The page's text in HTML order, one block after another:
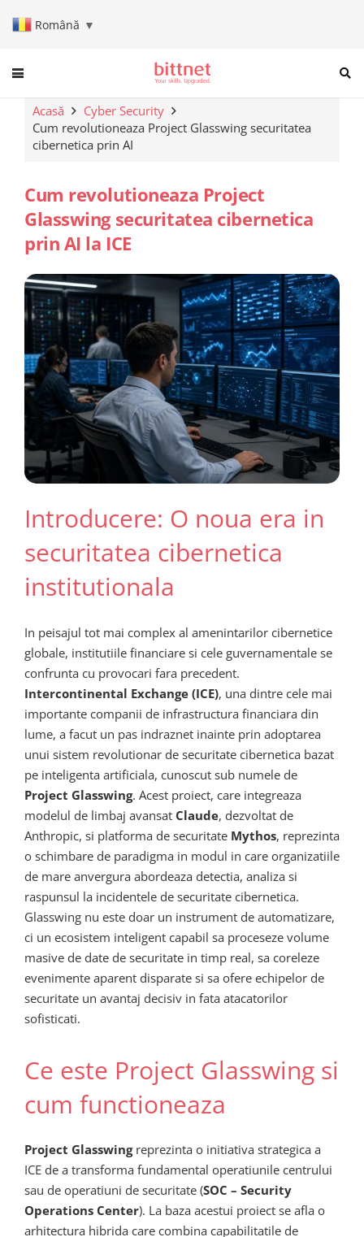
Română ▼
When autocomplete results
Acasă
Cyber Security
Cum revolutioneaza Project Glasswing securitatea
cibernetica prin AI
Cum revolutioneaza Project
Glasswing securitatea cibernetica
prin AI la ICE
Introducere: O noua era in
securitatea cibernetica
institutionala
In peisajul tot mai complex al amenintarilor cibernetice
globale, institutiile financiare si cele guvernamentale se
confrunta cu provocari fara precedent.
Intercontinental Exchange (ICE), una dintre cele mai
importante companii de infrastructura financiara din
lume, a facut un pas indraznet inainte prin adoptarea
unui sistem revolutionar de securitate cibernetica bazat
pe inteligenta artificiala, cunoscut sub numele de
Project Glasswing. Acest proiect, care integreaza
modelul de limbaj avansat Claude, dezvoltat de
Anthropic, si platforma de securitate Mythos, reprezinta
o schimbare de paradigma in modul in care organizatiile
de mare anvergura abordeaza detectia, analiza si
raspunsul la incidentele de securitate cibernetica.
Glasswing nu este doar un instrument de automatizare,
ci un ecosistem inteligent capabil sa proceseze volume
masive de date de securitate in timp real, sa coreleze
evenimente aparent disparate si sa ofere echipelor de
securitate un avantaj decisiv in fata atacatorilor
sofisticati.
Ce este Project Glasswing si
cum functioneaza
Project Glasswingreprezinta o initiativa strategica a
ICE de a transforma fundamental operatiunile centrului
sau de operatiuni de securitate (SOC – Security
Operations Center). La baza acestui proiect se afla o
arhitectura hibrida care combina capabilitatile de